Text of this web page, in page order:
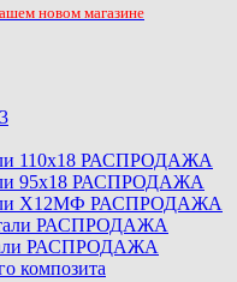
новом магазине
110х18 РАСПРОДАЖА
95х18 РАСПРОДАЖА
Х12МФ РАСПРОДАЖА
РАСПРОДАЖА
РАСПРОДАЖА
композита